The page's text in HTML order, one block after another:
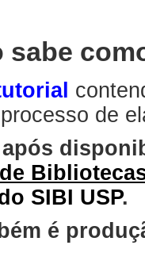
sabe
de
SIBI USP.
é